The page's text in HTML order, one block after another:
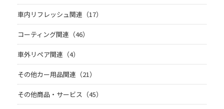
車内リフレッシュ関連（17）
コーティング関連（46）
車外リペア関連（4）
その他カー用品関連（21）
その他商品・サービス（45）